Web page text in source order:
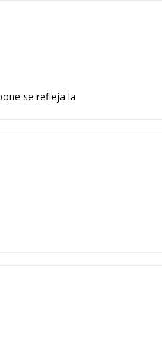
se refleja la